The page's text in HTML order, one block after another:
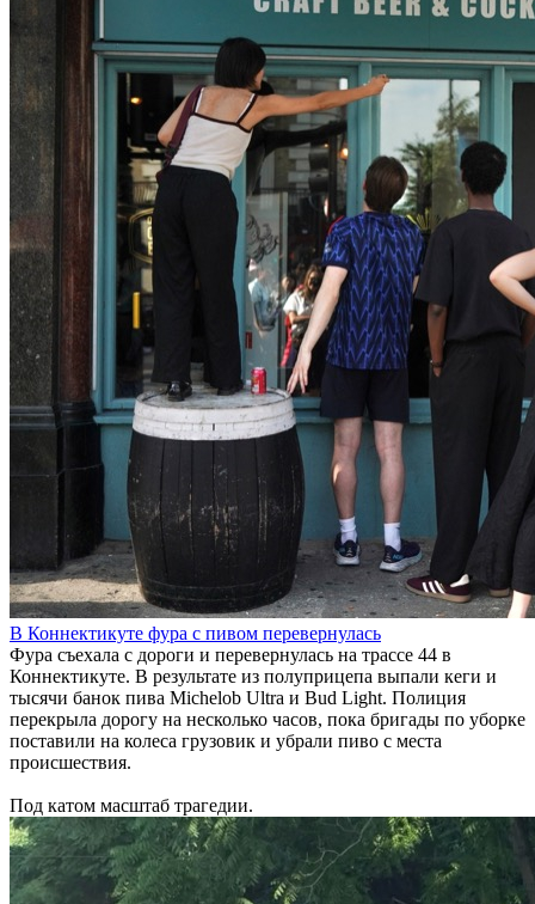
В Коннектикуте фура с пивом перевернулась
Фура съехала с дороги и перевернулась на трассе 44 в
Коннектикуте. В результате из полуприцепа выпали кеги и
тысячи банок пива Michelob Ultra и Bud Light. Полиция
перекрыла дорогу на несколько часов, пока бригады по уборке
поставили на колеса грузовик и убрали пиво с места
происшествия.
Под катом масштаб трагедии.